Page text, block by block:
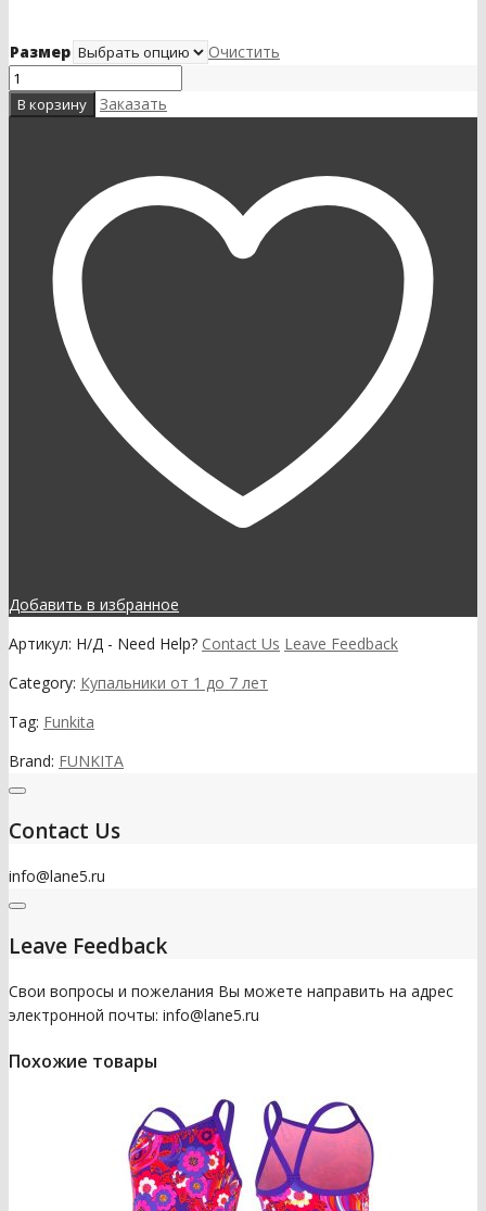
Размер Очистить
В корзину Заказать
Добавить в избранное
Артикул: Н/Д - Need Help? Contact Us Leave Feedback
Category: Купальники от 1 до 7 лет
Tag: Funkita
Brand: FUNKITA
Contact Us
info@lane5.ru
Leave Feedback
Свои вопросы и пожелания Вы можете направить на адрес
электронной почты: info@lane5.ru
Похожие товары